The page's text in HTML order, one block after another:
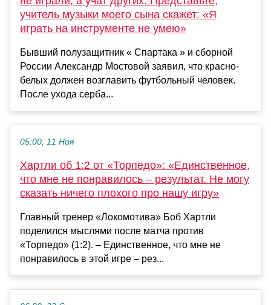
учитель музыки моего сына скажет: «Я
играть на инструменте не умею»
Бывший полузащитник « Спартака » и сборной
России Александр Мостовой заявил, что красно-
белых должен возглавить футбольный человек.
После ухода серба...
05:00, 11 Ноя
Хартли об 1:2 от «Торпедо»: «Единственное,
что мне не понравилось – результат. Не могу
сказать ничего плохого про нашу игру»
Главный тренер «Локомотива» Боб Хартли
поделился мыслями после матча против
«Торпедо» (1:2). – Единственное, что мне не
понравилось в этой игре – рез...